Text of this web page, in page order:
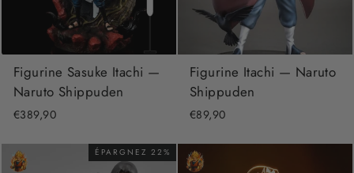
Figurine Sasuke Itachi —
Naruto Shippuden
€389,90
Figurine Itachi — Naruto
Shippuden
€89,90
ÉPARGNEZ 22%